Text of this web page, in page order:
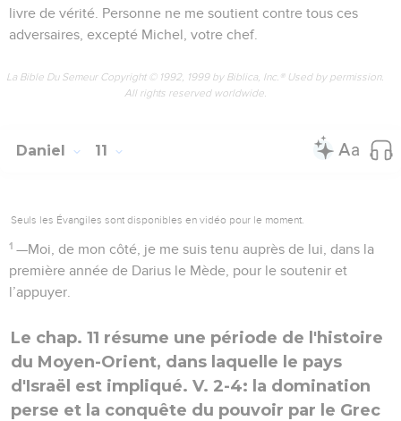
livre de vérité. Personne ne me soutient contre tous ces
adversaires, excepté Michel, votre chef.
La Bible Du Semeur Copyright © 1992, 1999 by Biblica, Inc.® Used by permission.
All rights reserved worldwide.
Daniel 11
Seuls les Évangiles sont disponibles en vidéo pour le moment.
1 —Moi, de mon côté, je me suis tenu auprès de lui, dans la
première année de Darius le Mède, pour le soutenir et
l’appuyer.
Le chap. 11 résume une période de l'histoire
du Moyen-Orient, dans laquelle le pays
d'Israël est impliqué. V. 2-4: la domination
perse et la conquête du pouvoir par le Grec